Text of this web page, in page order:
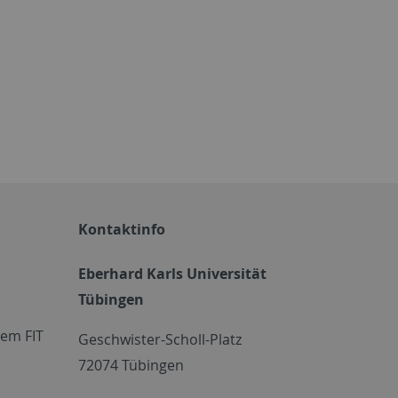
FIT
Kontaktinfo
Eberhard Karls Universität
Tübingen
Geschwister-Scholl-Platz
72074 Tübingen